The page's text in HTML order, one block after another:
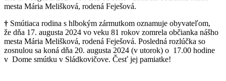
mesta Mária Melišková, rodená Feješová.
† Smútiaca rodina s hlbokým zármutkom oznamuje obyvateľom,
že dňa 17. augusta 2024 vo veku 81 rokov zomrela občianka nášho
mesta Mária Melišková, rodená Feješová. Posledná rozlúčka so
zosnulou sa koná dňa 20. augusta 2024 (v utorok) o 17.00 hodine
v Dome smútku v Sládkovičove. Česť jej pamiatke!